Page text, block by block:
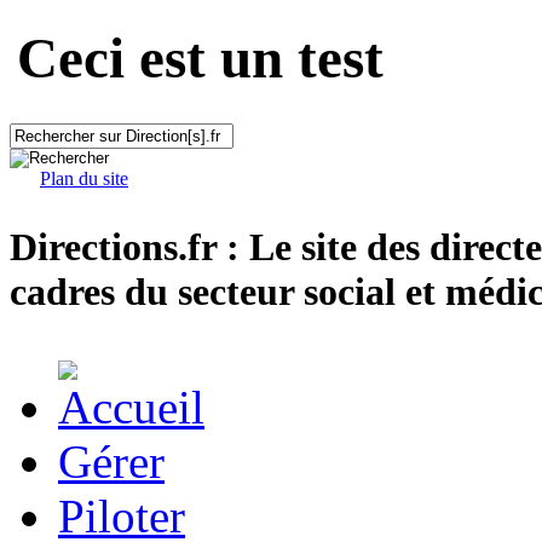
Ceci est un test
Plan du site
Directions.fr : Le site des
cadres du secteur social et
Gérer
Piloter